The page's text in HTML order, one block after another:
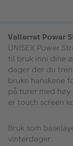
Vallerret Power
UNISEX Power
til bruk inni dine
dager der du
bruke hanskene
på turer med
er touch screen
Bruk som
vinterdager.